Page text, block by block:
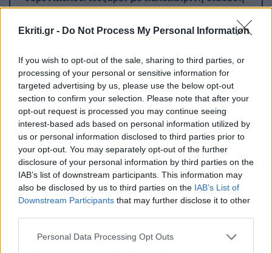
Ekriti.gr - Do Not Process My Personal Information
If you wish to opt-out of the sale, sharing to third parties, or
processing of your personal or sensitive information for
targeted advertising by us, please use the below opt-out
section to confirm your selection. Please note that after your
opt-out request is processed you may continue seeing
interest-based ads based on personal information utilized by
us or personal information disclosed to third parties prior to
your opt-out. You may separately opt-out of the further
disclosure of your personal information by third parties on the
IAB’s list of downstream participants. This information may
also be disclosed by us to third parties on the IAB’s List of
Downstream Participants that may further disclose it to other
Personal Data Processing Opt Outs
στην πισίνα
Στέργιος Ατσαλάκης (Αντιδήμαρχος
Αθλητισμού Αγίου Νικολάου): Κανένα έργο δεν
χάθηκε – Οι παρεμβάσεις στις αθλητικές
υποδομές προχωρούν
18:40
ΚΟΣΜΟΣ
Θέουτα: Εκατό νεκροί μετανάστες – Χιλιάδες
παραμένουν στον ισπανικό θύλακα
18:32
BUSINESS
Η AEGEAN εξυπηρέτησε για πρώτη φορά
Όλες οι ειδήσεις